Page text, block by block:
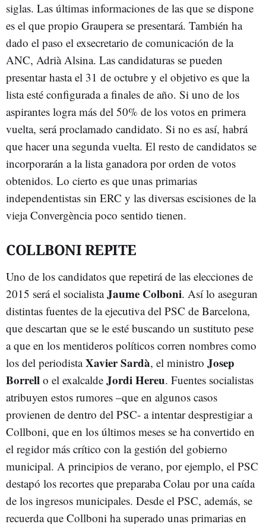
siglas. Las últimas informaciones de las que se dispone
es el que propio Graupera se presentará. También ha
dado el paso el exsecretario de comunicación de la
ANC, Adrià Alsina. Las candidaturas se pueden
presentar hasta el 31 de octubre y el objetivo es que la
lista esté configurada a finales de año. Si uno de los
aspirantes logra más del 50% de los votos en primera
vuelta, será proclamado candidato. Si no es así, habrá
que hacer una segunda vuelta. El resto de candidatos se
incorporarán a la lista ganadora por orden de votos
obtenidos. Lo cierto es que unas primarias
independentistas sin ERC y las diversas escisiones de la
vieja Convergència poco sentido tienen.
COLLBONI REPITE
Uno de los candidatos que repetirá de las elecciones de
2015 será el socialistaJaume Colboni. Así lo aseguran
distintas fuentes de la ejecutiva del PSC de Barcelona,
que descartan que se le esté buscando un sustituto pese
a que en los mentideros políticos corren nombres como
los del periodistaXavier Sardà, el ministro Josep
Borrell o el exalcalde Jordi Hereu. Fuentes socialistas
atribuyen estos rumores –que en algunos casos
provienen de dentro del PSC- a intentar desprestigiar a
Collboni, que en los últimos meses se ha convertido en
el regidor más crítico con la gestión del gobierno
municipal. A principios de verano, por ejemplo, el PSC
destapó los recortes que preparaba Colau por una caída
de los ingresos municipales. Desde el PSC, además, se
recuerda que Collboni ha superado unas primarias en